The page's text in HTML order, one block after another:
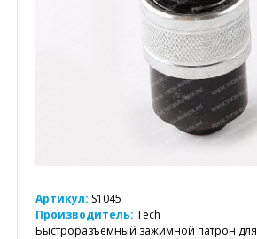
Артикул: S1045
Производитель: Tech
Быстроразъемный зажимной патрон